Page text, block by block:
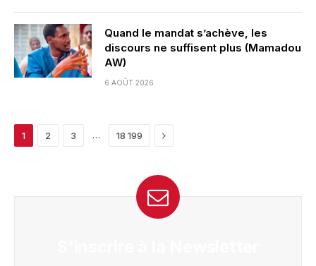
Quand le mandat s’achève, les
discours ne suffisent plus (Mamadou
AW)
6 AOÛT 2026
1 2 3 … 18 199 Next